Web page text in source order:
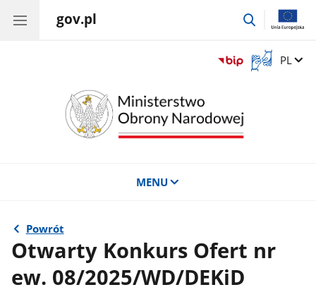
gov.pl
przejdź
Otwórz
okno
Zmień
PL
MENU
Powrót
Otwarty Konkurs Ofert nr
ew. 08/2025/WD/DEKiD